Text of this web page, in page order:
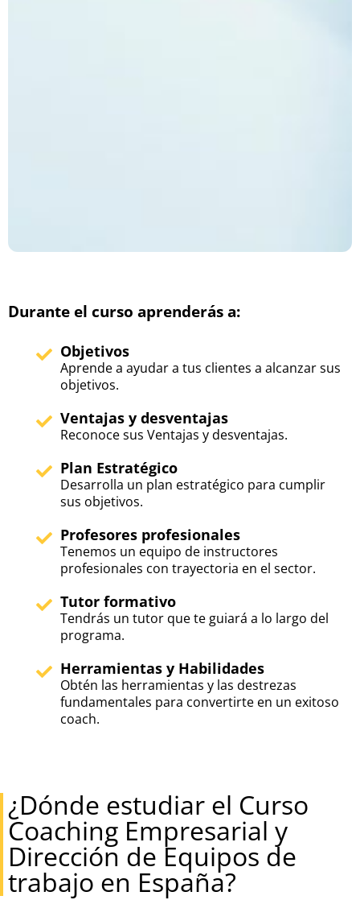
Durante el curso aprenderás a:
Objetivos
Aprende a ayudar a tus clientes a alcanzar sus
objetivos.
Ventajas y desventajas
Reconoce sus Ventajas y desventajas.
Plan Estratégico
Desarrolla un plan estratégico para cumplir
sus objetivos.
Profesores profesionales
Tenemos un equipo de instructores
profesionales con trayectoria en el sector.
Tutor formativo
Tendrás un tutor que te guiará a lo largo del
programa.
Herramientas y Habilidades
Obtén las herramientas y las destrezas
fundamentales para convertirte en un exitoso
coach.
¿Dónde estudiar el Curso
Coaching Empresarial y
Dirección de Equipos de
trabajo en España?